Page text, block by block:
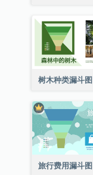
树木种类漏斗图
旅行费用漏斗图